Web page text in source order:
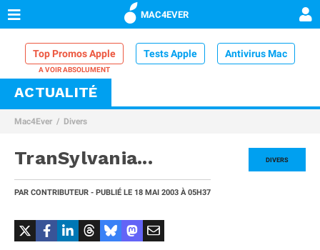
MAC4EVER
Top Promos Apple Tests Apple Antivirus Mac
VPN Mac
Comparatif iPhone
ACTUALITÉ
Mac4Ever Divers
DIVERS
TranSylvania...
PAR CONTRIBUTEUR - PUBLIÉ LE 18 MAI 2003 À 05H37